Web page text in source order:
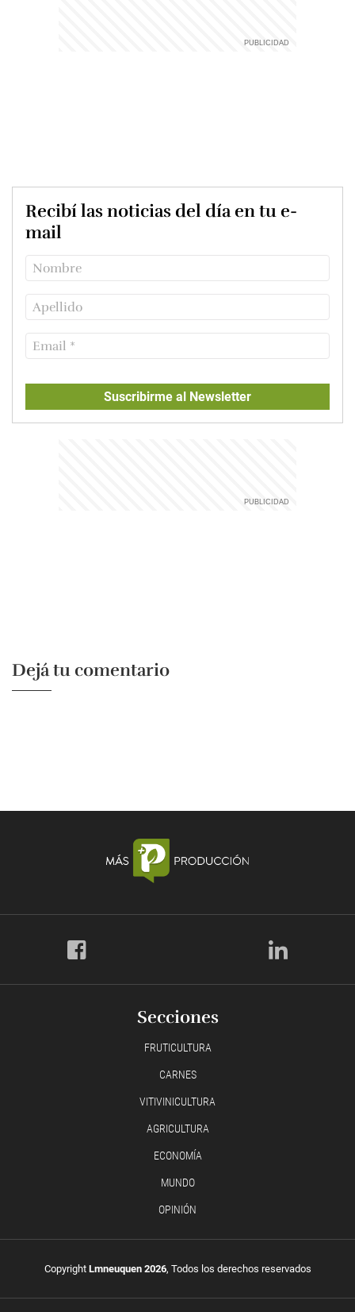
Recibí las noticias del día en tu e-
mail
Suscribirme al Newsletter
Dejá tu comentario
Secciones
FRUTICULTURA
CARNES
VITIVINICULTURA
AGRICULTURA
ECONOMÍA
MUNDO
OPINIÓN
Copyright Lmneuquen 2026, Todos los derechos reservados